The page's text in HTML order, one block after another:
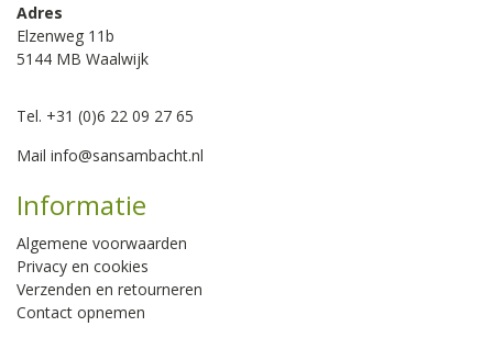
Adres
Elzenweg 11b
5144 MB Waalwijk
Tel. +31 (0)6 22 09 27 65
Mail info@sansambacht.nl
Informatie
Algemene voorwaarden
Privacy en cookies
Verzenden en retourneren
Contact opnemen